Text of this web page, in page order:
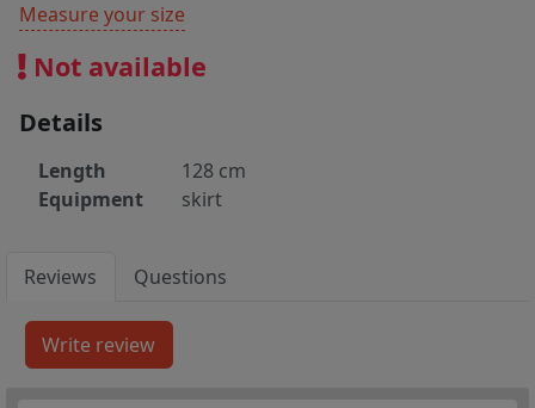
Measure your size
Not available
Details
Length
128 cm
Equipment
skirt
Reviews Questions